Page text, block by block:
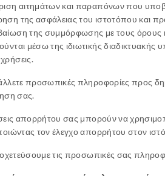
αιτημάτων και παραπόνων που
της ασφάλειας του ιστοτόπου και
της συμμόρφωσης με τους
μέσω της ιδιωτικής
προσωπικές πληροφορίες προς
σας.
απορρήτου σας μπορούν να
τον έλεγχο απορρήτου στον
τις προσωπικές σας